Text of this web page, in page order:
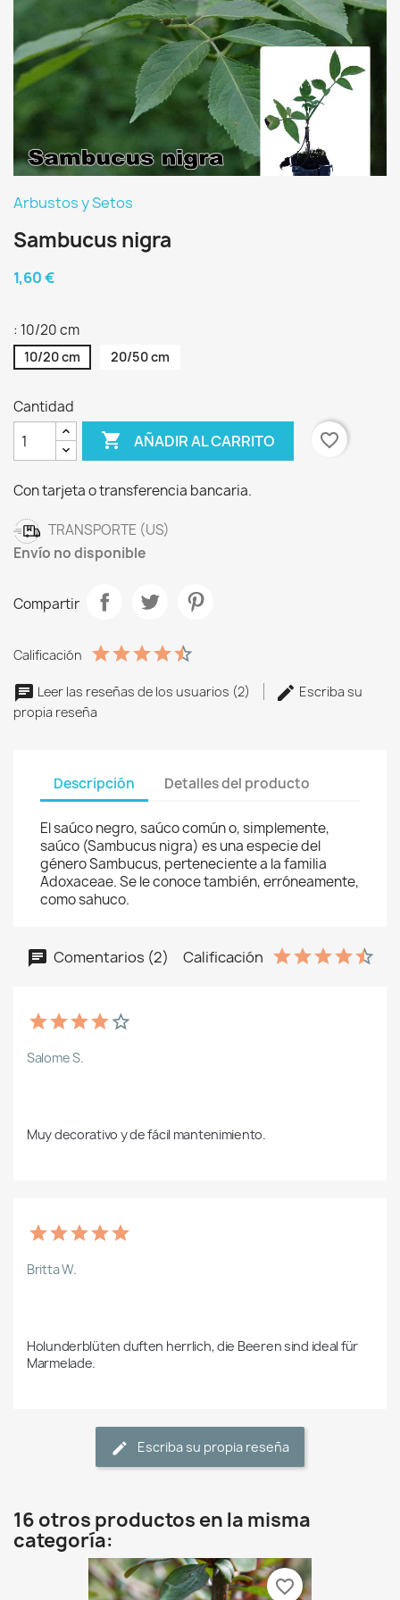
Arbustos y Setos
Sambucus nigra
1,60 €
: 10/20 cm
10/20 cm 20/50 cm
Cantidad
 AÑADIR AL CARRITO favorite_border
Con tarjeta o transferencia bancaria.
TRANSPORTE (US)
Envío no disponible
Compartir
Calificación
Leer las reseñas de los usuarios (2)
Escriba su
propia reseña
Descripción Detalles del producto
El saúco negro, saúco común o, simplemente,
saúco (Sambucus nigra) es una especie del
género Sambucus, perteneciente a la familia
Adoxaceae. Se le conoce también, erróneamente,
como sahuco.
Comentarios (2) Calificación
Salome S.
Muy decorativo y de fácil mantenimiento.
Britta W.
Holunderblüten duften herrlich, die Beeren sind ideal für
Marmelade.
Escriba su propia reseña
16 otros productos en la misma
categoría:
favorite_border